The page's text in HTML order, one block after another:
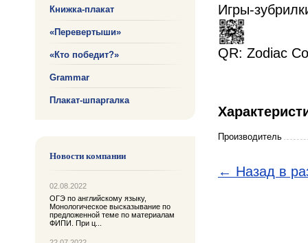
Книжка-плакат
«Перевертыши»
«Кто победит?»
Grammar
Плакат-шпаргалка
Новости компании
02.08.2022
ОГЭ по английскому языку,
Монологическое высказывание по
предложенной теме по материалам
ФИПИ. При ц...
Игры-
QR: Zodiac
Производитель
← Назад в